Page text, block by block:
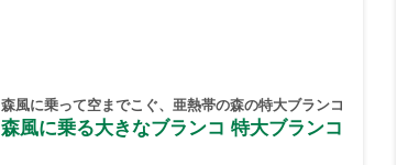
森風に乗って空までこぐ、亜熱帯の森の特大ブランコ
森風に乗る大きなブランコ 特大ブランコ